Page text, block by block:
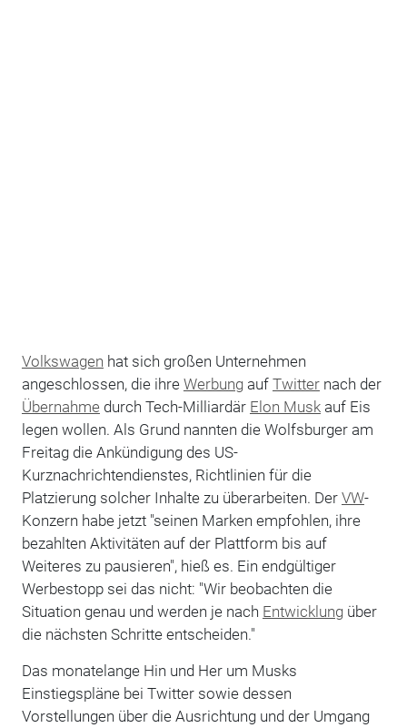
Volkswagen hat sich großen Unternehmen
angeschlossen, die ihre Werbungauf Twitternach der
Übernahme durch Tech-Milliardär Elon Muskauf Eis
legen wollen. Als Grund nannten die Wolfsburger am
Freitag die Ankündigung des US-
Kurznachrichtendienstes, Richtlinien für die
Platzierung solcher Inhalte zu überarbeiten. Der VW-
Konzern habe jetzt "seinen Marken empfohlen, ihre
bezahlten Aktivitäten auf der Plattform bis auf
Weiteres zu pausieren", hieß es. Ein endgültiger
Werbestopp sei das nicht: "Wir beobachten die
Situation genau und werden je nach Entwicklungüber
die nächsten Schritte entscheiden."
Das monatelange Hin und Her um Musks
Einstiegspläne bei Twitter sowie dessen
Vorstellungen über die Ausrichtung und der Umgang